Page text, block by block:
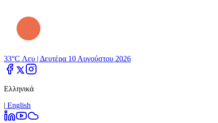
33°C Λευ | Δευτέρα 10 Αυγούστου 2026
Ελληνικά
| Εnglish